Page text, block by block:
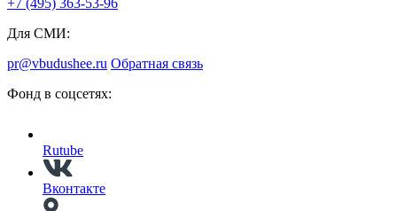
+7 (495) 363-53-96
Для СМИ:
pr@vbudushee.ru Обратная связь
Фонд в соцсетях:
Rutube
Вконтакте